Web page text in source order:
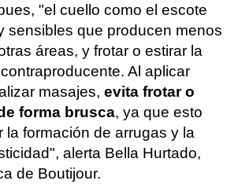
"el cuello como el escote
sensibles que producen menos
áreas, y frotar o estirar la
Al aplicar
masajes, evita frotar o
forma brusca, ya que esto
la formación de arrugas y la
alerta Bella Hurtado,
de Boutijour.